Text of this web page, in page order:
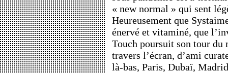
« new normal » qui sent
Heureusement que
énervé et vitaminé, que
Touch poursuit son tour du
travers l’écran, d’ami
là-bas, Paris, Dubaï,